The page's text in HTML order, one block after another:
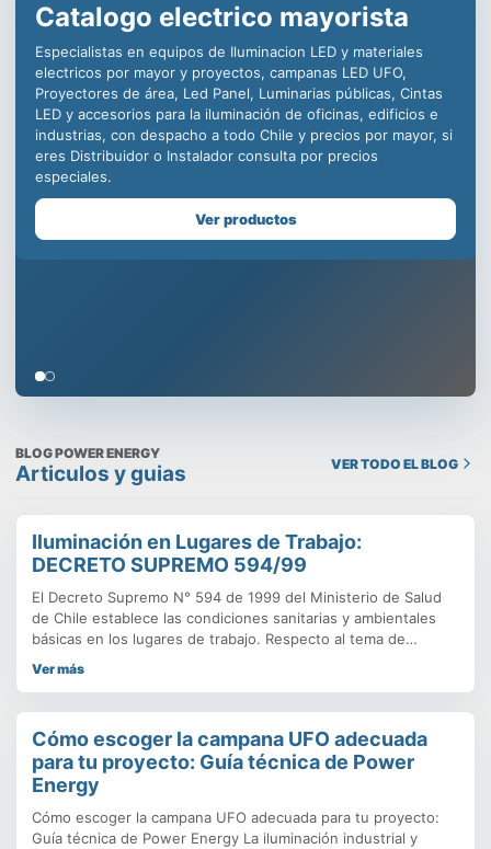
Líderes en equipos de
iluminación LED para la
industria, decenas de
distribuidores en todo Chile
para ofrecer productos de
calidad incomparable.
Somos especialistas en equipos de iluminación comercial,
para la minería, centros deportivos y educacionales, con
productos como campanas LED industriales, paneles led para
BLOG POWER ENERGY
Articulos y guias VER TODO EL BLOG
Iluminación en Lugares de Trabajo:
DECRETO SUPREMO 594/99
El Decreto Supremo N° 594 de 1999 del Ministerio de Salud
de Chile establece las condiciones sanitarias y ambientales
básicas en los lugares de trabajo. Respecto al tema de
iluminación, este decreto establece requisitos específicos
Ver más
Cómo escoger la campana UFO adecuada
para tu proyecto: Guía técnica de Power
Energy
Cómo escoger la campana UFO adecuada para tu proyecto:
Guía técnica de Power Energy La iluminación industrial y